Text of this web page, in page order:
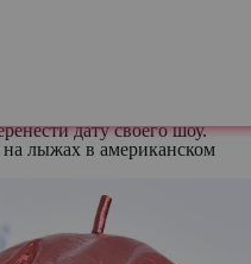
своей спутницы Орландо
что многим показалось
для пары в
скрепленных рождением
что она была
дату своего шоу.
на лыжах в американском